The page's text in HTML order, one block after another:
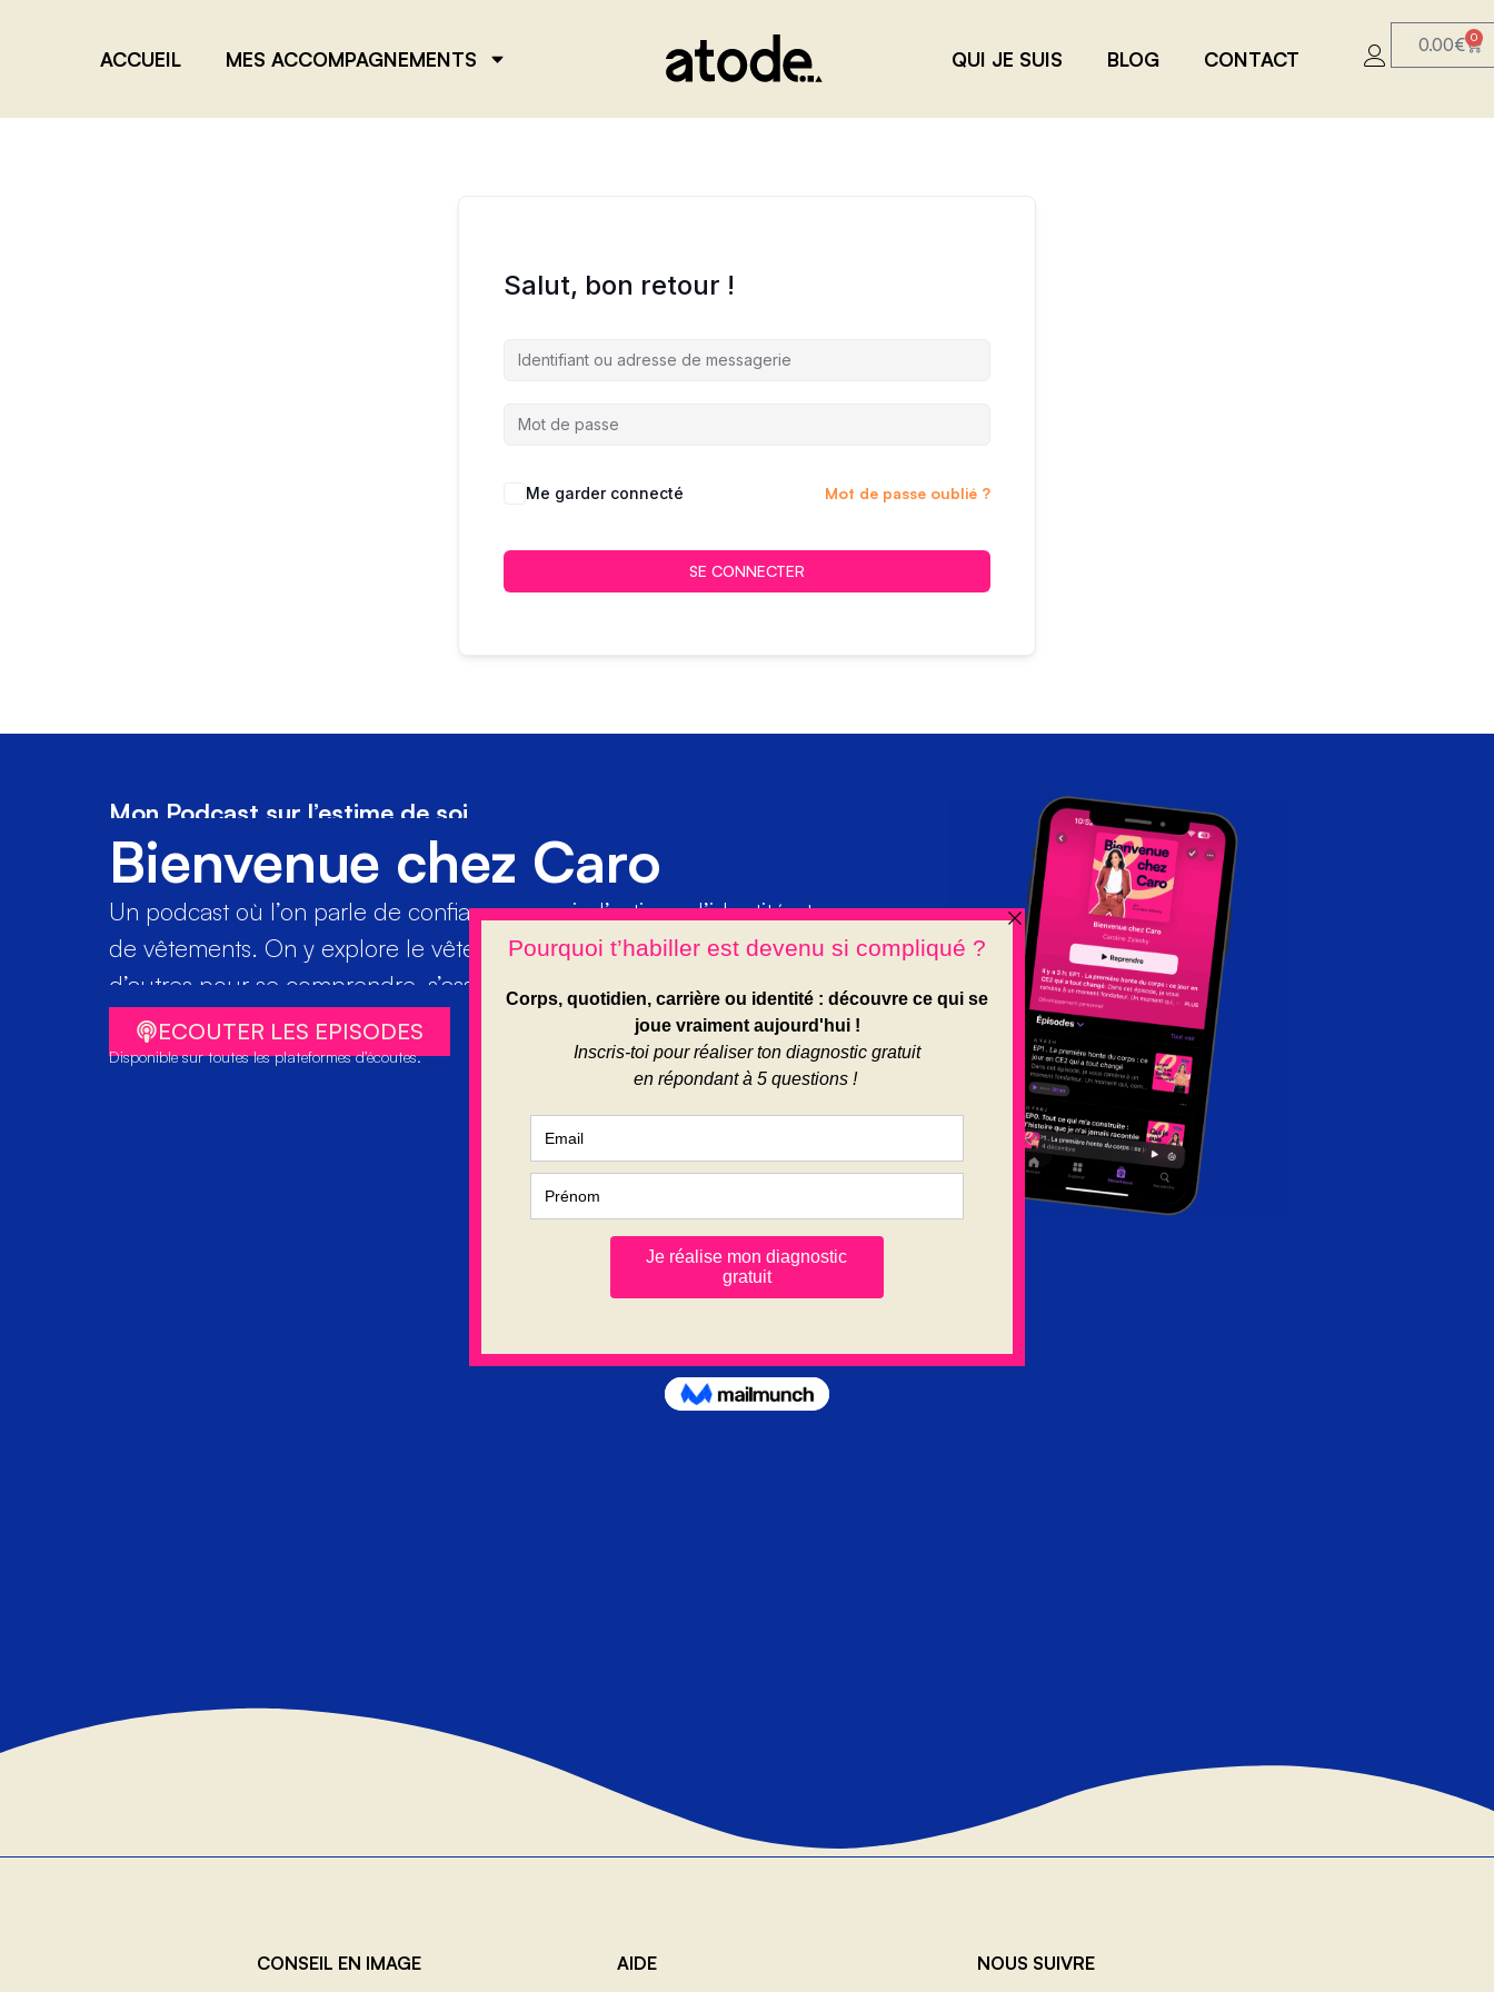
ACCUEIL MES ACCOMPAGNEMENTS QUI JE SUIS BLOG CONTACT
0.00€ 0
Salut, bon retour !
Me garder connecté Mot de passe oublié ?
SE CONNECTER
Mon Podcast sur l’estime de soi
Bienvenue chez Caro
Un podcast où l’on parle de confiance en soi, d’estime, d’identité et
de vêtements. On y explore le vêtement comme un levier parmi
d’autres pour se comprendre, s’assumer et oser être soi.
ECOUTER LES EPISODES
Disponible sur toutes les plateformes d’écoutes.
CONSEIL EN IMAGE AIDE NOUS SUIVRE